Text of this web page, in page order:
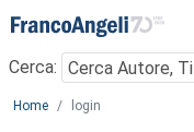
Menu
Cerca:
Main content
Home login